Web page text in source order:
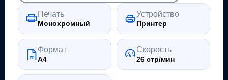
Печать
Монохромный
Устройство
Принтер
Формат
A4
Скорость
26 стр/мин